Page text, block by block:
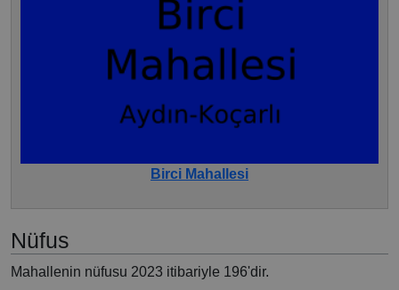
Birci Mahallesi
Nüfus
Mahallenin nüfusu 2023 itibariyle 196'dir.